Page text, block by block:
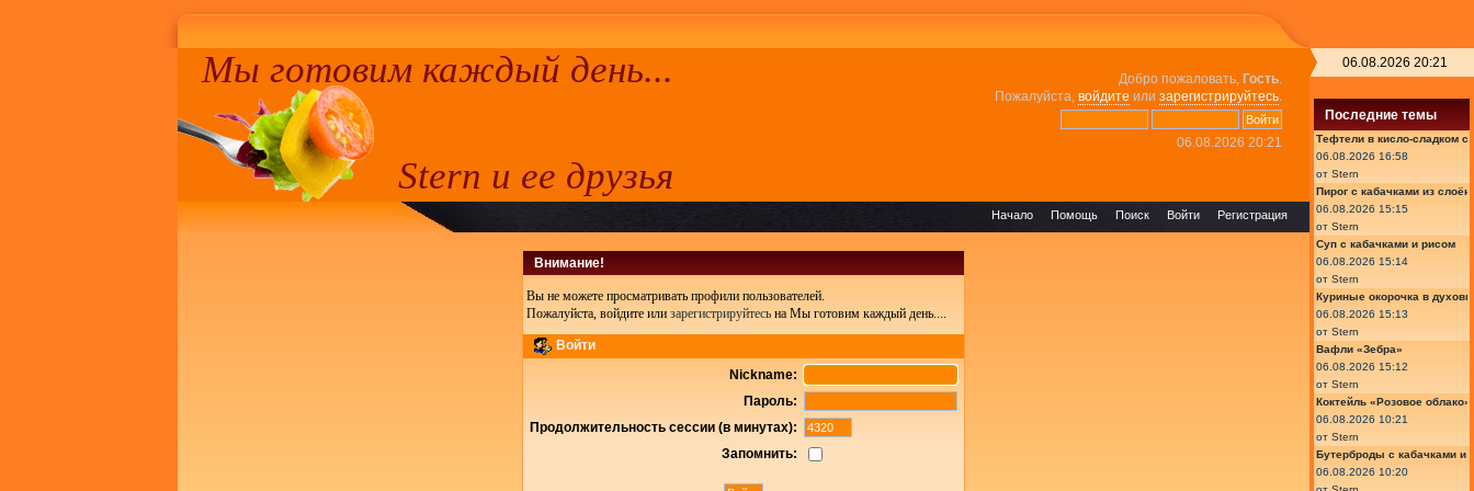
Добро пожаловать, Гость.
Пожалуйста, войдите или зарегистрируйтесь.
06.08.2026 20:21
Мы готовим каждый день...
Stern и ее друзья
Регистрация
Войти
Поиск
Помощь
Начало
Внимание!
Вы не можете просматривать профили пользователей.
Пожалуйста, войдите или зарегистрируйтесь на Мы готовим каждый день....
Войти
Nickname:
Пароль:
Продолжительность сессии (в минутах):
Запомнить:
06.08.2026 20:21
Последние темы
Тефтели в кисло-сладком
06.08.2026 16:58
от Stern
Пирог с кабачками из
06.08.2026 15:15
от Stern
Суп с кабачками и рисом
06.08.2026 15:14
от Stern
Куриные окорочка в
06.08.2026 15:13
от Stern
Вафли «Зебра»
06.08.2026 15:12
от Stern
Коктейль «Розовое
06.08.2026 10:21
от Stern
Бутерброды с кабачками и
06.08.2026 10:20